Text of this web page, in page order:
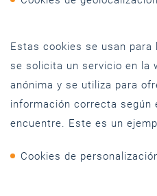
Estas cookies se usan
se solicita un servicio en la
anónima y se utiliza para
información correcta según
encuentre. Este es un
Cookies de